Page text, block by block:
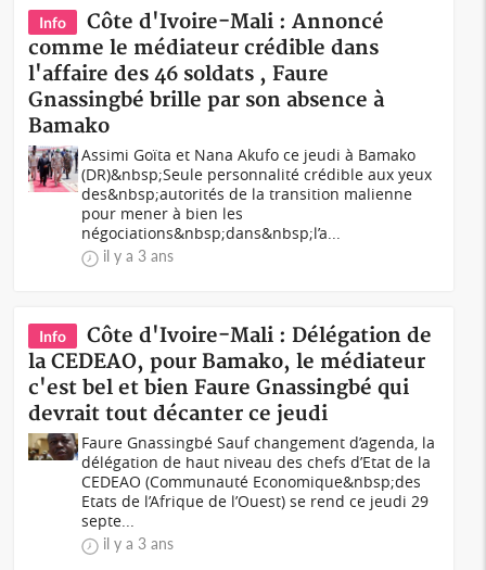
Info
Côte d'Ivoire-Mali : Annoncé
comme le médiateur crédible dans
l'affaire des 46 soldats , Faure
Gnassingbé brille par son absence à
Bamako
Assimi Goïta et Nana Akufo ce jeudi à Bamako
(DR)&nbsp;Seule personnalité crédible aux yeux
des&nbsp;autorités de la transition malienne
pour mener à bien les
négociations&nbsp;dans&nbsp;l’a...
il y a 3 ans
Info
Côte d'Ivoire-Mali : Délégation de
la CEDEAO, pour Bamako, le médiateur
c'est bel et bien Faure Gnassingbé qui
devrait tout décanter ce jeudi
Faure Gnassingbé Sauf changement d’agenda, la
délégation de haut niveau des chefs d’Etat de la
CEDEAO (Communauté Economique&nbsp;des
Etats de l’Afrique de l’Ouest) se rend ce jeudi 29
septe...
il y a 3 ans